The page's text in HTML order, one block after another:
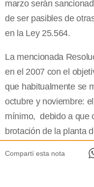
marzo serán
de ser pasibles de
en la Ley 25.564.
La mencionada
en el 2007 con el
que habitualmente se
octubre y noviembre:
mínimo, debido a que
brotación de la planta
Compartí esta nota